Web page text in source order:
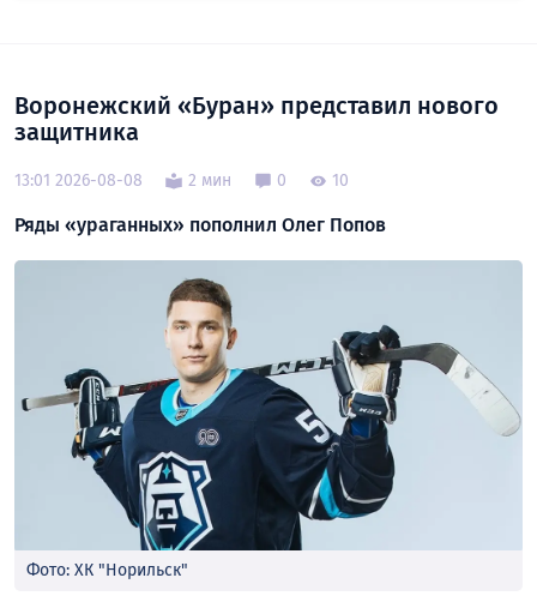
Воронежский «Буран» представил нового
защитника
13:01 2026-08-08 2 мин 0 10
Ряды «ураганных» пополнил Олег Попов
Фото: ХК "Норильск"